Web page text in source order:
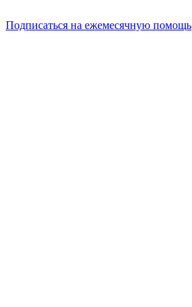
Подписаться на ежемесячную помощь